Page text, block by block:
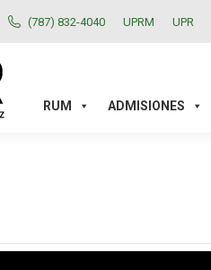
(787) 832-4040 UPRM UPR
RUM ADMISIONES